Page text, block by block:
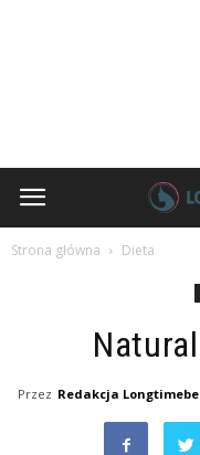
Strona główna Dieta
Przez Redakcja